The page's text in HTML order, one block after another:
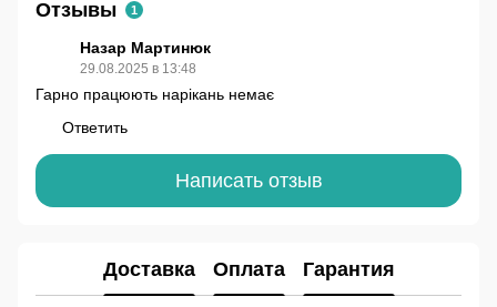
Отзывы 1
Назар Мартинюк
29.08.2025 в 13:48
Гарно працюють нарікань немає
Ответить
Написать отзыв
Доставка Оплата Гарантия